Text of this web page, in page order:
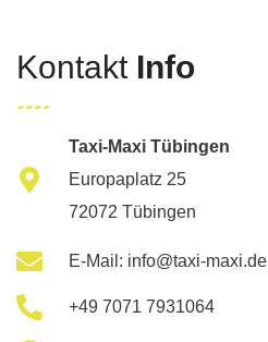
Kontakt Info
Taxi-Maxi Tübingen
Europaplatz 25
72072 Tübingen
E-Mail: info@taxi-maxi.de
+49 7071 7931064